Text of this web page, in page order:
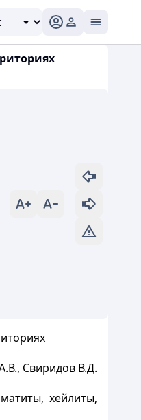
Свиридов В.Д.
хейлиты,